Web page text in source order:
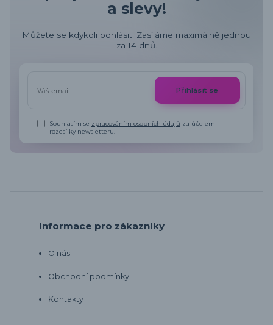
a slevy!
Můžete se kdykoli odhlásit. Zasíláme maximálně jednou
za 14 dnů.
Přihlásit se
Souhlasím se zpracováním osobních údajů za účelem
rozesílky newsletteru.
Informace pro zákazníky
O nás
Obchodní podmínky
Kontakty